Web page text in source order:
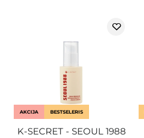
AKCIJA BESTSELERIS
K-SECRET - SEOUL 1988